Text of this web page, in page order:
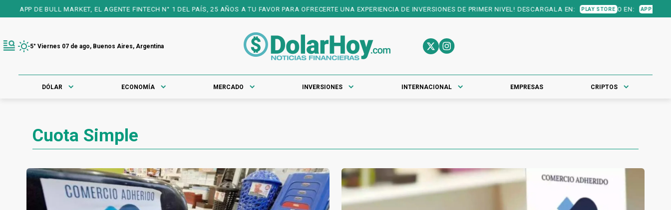
MARKET, EL AGENTE FINTECH N° 1 DEL PAÍS, 25 AÑOS A TU FAVOR PARA OFRECERTE UNA EXPERIENCIA DE INVERSIONES DE PRIMER NIVEL! DESCARGALA EN: PLAY STORE O EN: APP STORE
5° Viernes 07 de ago, Buenos Aires, Argentina
DÓLAR ECONOMÍA MERCADO INVERSIONES INTERNACIONAL EMPRESAS CRIPTOS
Cuota Simple